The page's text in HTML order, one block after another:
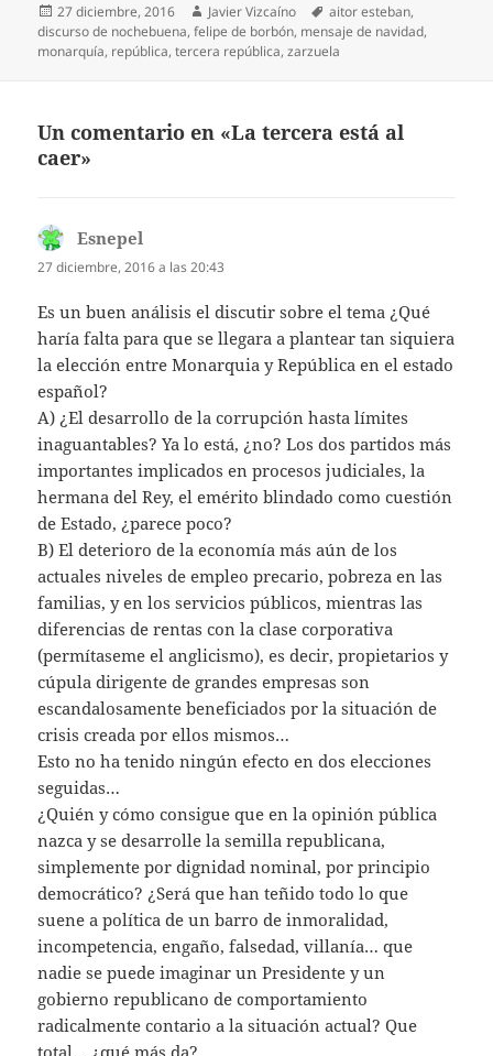
Publicado
el
27 diciembre, 2016 Autor
Javier Vizcaíno Etiquetas
aitor esteban,
discurso de nochebuena,felipe de borbón, mensaje de navidad,
monarquía, república,tercera república,zarzuela
Un comentario en «La tercera está al
caer»
Esnepel
27 diciembre, 2016 a las 20:43
Es un buen análisis el discutir sobre el tema ¿Qué
haría falta para que se llegara a plantear tan siquiera
la elección entre Monarquia y República en el estado
español?
A) ¿El desarrollo de la corrupción hasta límites
inaguantables? Ya lo está, ¿no? Los dos partidos más
importantes implicados en procesos judiciales, la
hermana del Rey, el emérito blindado como cuestión
de Estado, ¿parece poco?
B) El deterioro de la economía más aún de los
actuales niveles de empleo precario, pobreza en las
familias, y en los servicios públicos, mientras las
diferencias de rentas con la clase corporativa
(permítaseme el anglicismo), es decir, propietarios y
cúpula dirigente de grandes empresas son
escandalosamente beneficiados por la situación de
crisis creada por ellos mismos…
Esto no ha tenido ningún efecto en dos elecciones
seguidas…
¿Quién y cómo consigue que en la opinión pública
nazca y se desarrolle la semilla republicana,
simplemente por dignidad nominal, por principio
democrático? ¿Será que han teñido todo lo que
suene a política de un barro de inmoralidad,
incompetencia, engaño, falsedad, villanía… que
nadie se puede imaginar un Presidente y un
gobierno republicano de comportamiento
radicalmente contario a la situación actual? Que
total… ¿qué más da?